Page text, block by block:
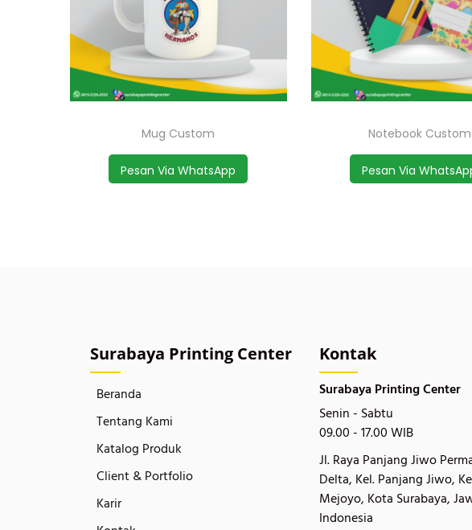
Mug Custom
Pesan Via WhatsApp
Notebook Custom
Pesan Via
Surabaya Printing Center
Beranda
Tentang Kami
Katalog Produk
Client & Portfolio
Karir
Kontak
Surabaya Printing Center
Senin - Sabtu
09.00 - 17.00 WIB
Jl. Raya Panjang Jiwo
Delta, Kel. Panjang Jiwo,
Mejoyo, Kota Surabaya,
Indonesia